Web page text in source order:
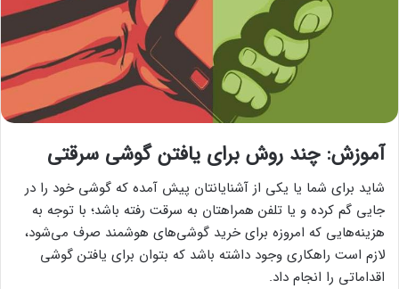
آموزش: چند روش برای یافتن گوشی سرقتی
شاید برای شما یا یکی از آشنایانتان پیش آمده که گوشی خود را در
جایی گم کرده و یا تلفن همراهتان به سرقت رفته باشد؛ با توجه به
هزینه‌هایی که امروزه برای خرید گوشی‌های هوشمند صرف می‌شود،
لازم است راهکاری وجود داشته باشد که بتوان برای یافتن گوشی
اقداماتی را انجام داد.